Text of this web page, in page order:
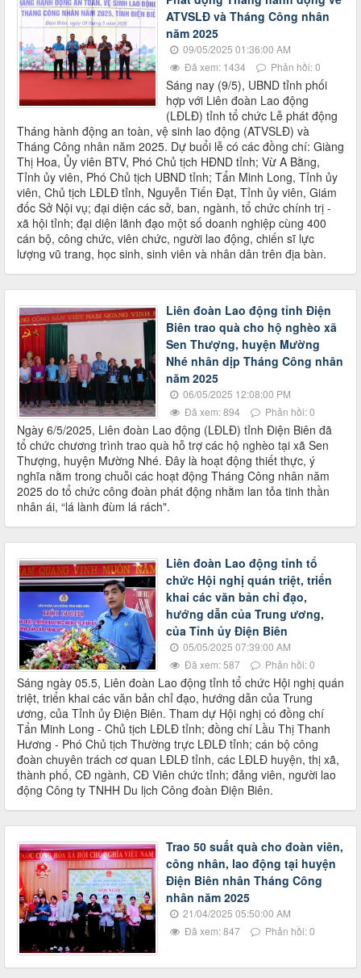
ATVSLĐ và Tháng Công nhân
năm 2025
09/05/2025 01:36:00 AM
Đã xem: 1434
Phản hồi: 0
Sáng nay (9/5), UBND tỉnh phối
hợp với Liên đoàn Lao động
(LĐLĐ) tỉnh tổ chức Lễ phát động
Tháng hành động an toàn, vệ sinh lao động (ATVSLĐ) và
Tháng Công nhân năm 2025. Dự buổi lễ có các đồng chí: Giàng
Thị Hoa, Ủy viên BTV, Phó Chủ tịch HĐND tỉnh; Vừ A Bằng,
Tỉnh ủy viên, Phó Chủ tịch UBND tỉnh; Tẩn Minh Long, Tỉnh ủy
viên, Chủ tịch LĐLĐ tỉnh, Nguyễn Tiến Đạt, Tỉnh ủy viên, Giám
đốc Sở Nội vụ; đại diện các sở, ban, ngành, tổ chức chính trị -
xã hội tỉnh; đại diện lãnh đạo một số doanh nghiệp cùng 400
cán bộ, công chức, viên chức, người lao động, chiến sĩ lực
lượng vũ trang, học sinh, sinh viên và nhân dân trên địa bàn.
Liên đoàn Lao động tỉnh Điện
Biên trao quà cho hộ nghèo xã
Sen Thượng, huyện Mường
Nhé nhân dịp Tháng Công nhân
năm 2025
06/05/2025 12:08:00 PM
Đã xem: 894
Phản hồi: 0
Ngày 6/5/2025, Liên đoàn Lao động (LĐLĐ) tỉnh Điện Biên đã
tổ chức chương trình trao quà hỗ trợ các hộ nghèo tại xã Sen
Thượng, huyện Mường Nhé. Đây là hoạt động thiết thực, ý
nghĩa nằm trong chuỗi các hoạt động Tháng Công nhân năm
2025 do tổ chức công đoàn phát động nhằm lan tỏa tinh thần
nhân ái, “lá lành đùm lá rách".
Liên đoàn Lao động tỉnh tổ
chức Hội nghị quán triệt, triển
khai các văn bản chỉ đạo,
hướng dẫn của Trung ương,
của Tỉnh ủy Điện Biên
05/05/2025 07:39:00 AM
Đã xem: 587
Phản hồi: 0
Sáng ngày 05.5, Liên đoàn Lao động tỉnh tổ chức Hội nghị quán
triệt, triển khai các văn bản chỉ đạo, hướng dẫn của Trung
ương, của Tỉnh ủy Điện Biên. Tham dự Hội nghị có đồng chí
Tẩn Minh Long - Chủ tịch LĐLĐ tỉnh; đồng chí Lầu Thị Thanh
Hương - Phó Chủ tịch Thường trực LĐLĐ tỉnh; cán bộ công
đoàn chuyên trách cơ quan LĐLĐ tỉnh, các LĐLĐ huyện, thị xã,
thành phố, CĐ ngành, CĐ Viên chức tỉnh; đảng viên, người lao
động Công ty TNHH Du lịch Công đoàn Điện Biên.
Trao 50 suất quà cho đoàn viên,
công nhân, lao động tại huyện
Điện Biên nhân Tháng Công
nhân năm 2025
21/04/2025 05:50:00 AM
Đã xem: 847
Phản hồi: 0